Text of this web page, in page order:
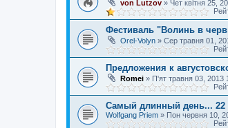
von Lutzov » Чет квітня 25,
Фестиваль "Волинь в
Orel-Volyn » Сер травня 01,
Предложения к
Romei » П'ят травня 03, 2013
Самый длинный день... 22
Wolfgang Priem » Пон червня 10,